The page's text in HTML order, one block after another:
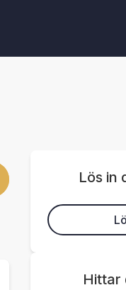
Lös in
Hittar